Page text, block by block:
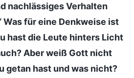
nachlässiges Verhalten
Was für eine Denkweise ist
hast die Leute hinters Licht
Aber weiß Gott nicht
getan hast und was nicht?